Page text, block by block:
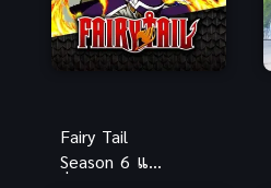
Fairy Tail
Season 6 แฟ